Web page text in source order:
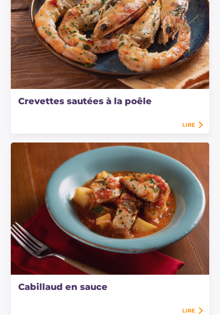
Crevettes sautées à la poêle
LIRE
Cabillaud en sauce
LIRE